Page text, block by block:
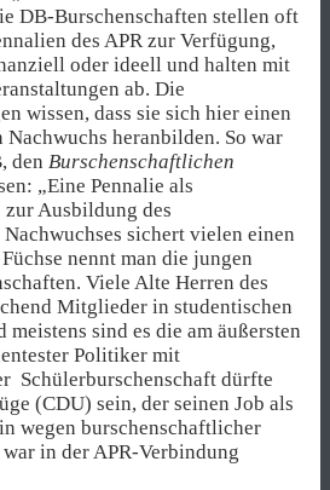
DB-Burschenschaften stellen oft
des APR zur Verfügung,
oder ideell und halten mit
ab. Die
wissen, dass sie sich hier einen
heranbilden. So war
den Burschenschaftlichen
„Eine Pennalie als
zur Ausbildung des
sichert vielen einen
nennt man die jungen
Viele Alte Herren des
Mitglieder in studentischen
meistens sind es die am äußersten
Politiker mit
Schülerburschenschaft dürfte
(CDU) sein, der seinen Job als
wegen burschenschaftlicher
in der APR-Verbindung